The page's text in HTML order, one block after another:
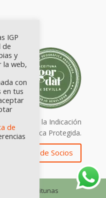
Sellos de la Indicación
Geográfica Protegida.
Zona de Socios
las IGP Aceitunas
IGP
de
y
la web,
con
en tus
de